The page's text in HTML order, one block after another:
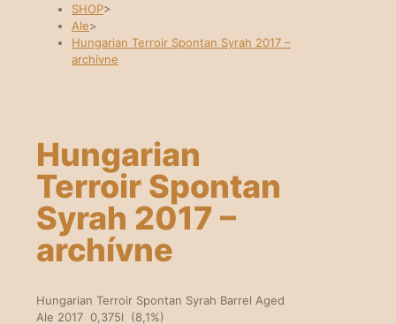
SHOP>
Ale>
Hungarian Terroir Spontan Syrah 2017 –
archívne
Hungarian
Terroir Spontan
Syrah 2017 –
archívne
Hungarian Terroir Spontan Syrah Barrel Aged
Ale 2017 0,375l (8,1%)